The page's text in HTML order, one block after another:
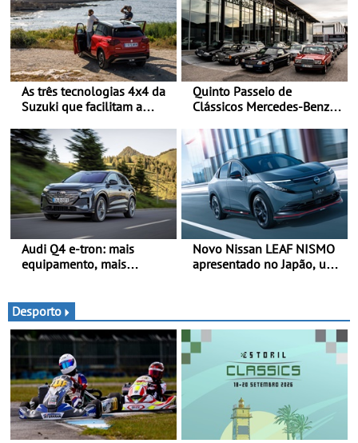
As três tecnologias 4x4 da
Suzuki que facilitam a
férias - A Suzuki
disponibiliza quatro
sistemas de tração integral
adaptados a diferentes
veículos e estilos de
condução
Quinto Passeio de
Clássicos Mercedes-Benz
inscrições abertas
Audi Q4 e-tron: mais
equipamento, mais
Até 740 quilómetros de
autonomia e carregamento
mais rápido
Novo Nissan LEAF NISMO
apresentado no Japão, uma
desempenho da terceira
geração do modelo elétrico
da marca
Desporto